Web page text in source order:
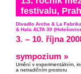
festivalu,
Divadlo Archa & La
& Hala ALTA 30
3. – 10. října
sympozium »
Umění v experimentálním,
a netradičním prostoru